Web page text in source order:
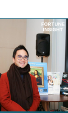
元 惟維持「增
料 遭禁申請輸入
上海取消逾900班
中期息增15%至